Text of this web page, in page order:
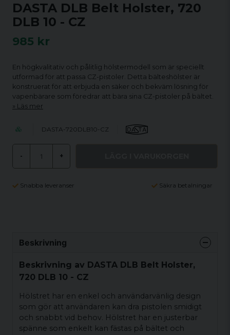
DASTA DLB Belt Holster, 720
DLB 10 - CZ
985 kr
En högkvalitativ och pålitlig hölstermodell som är speciellt
utformad för att passa CZ-pistoler. Detta bälteshölster är
konstruerat för att erbjuda en säker och bekväm lösning för
vapenbärare som föredrar att bära sina CZ-pistoler på bältet.
Läs mer
DASTA-720DLB10-CZ
- +
Snabba leveranser Säkra betalningar
Beskrivning
Beskrivning av DASTA DLB Belt Holster,
720 DLB 10 - CZ
Hölstret har en enkel och användarvänlig design
som gör att användaren kan dra pistolen smidigt
och snabbt vid behov. Hölstret har en justerbar
spänne som enkelt kan fästas på bältet och